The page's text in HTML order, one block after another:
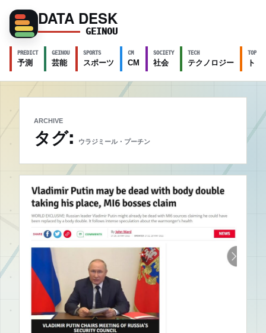
DATA DESK
GEINOU
PREDICT
予測
GEINOU
芸能
SPORTS
スポーツ
CM
CM
SOCIETY
社会
TECH
テクノロジー
TOPICS
ト
ARCHIVE
タグ: ウラジミール・プーチン